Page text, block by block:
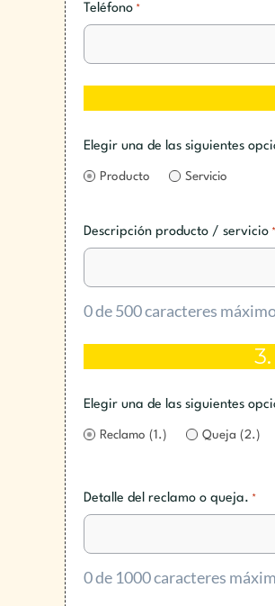
Teléfono *
Elegir una de las siguientes
Producto Servicio
Descripción producto / servicio *
0 de 500 caracteres
Elegir una de las siguientes
Reclamo (1.) Queja (2.)
Detalle del reclamo o queja. *
0 de 1000 caracteres